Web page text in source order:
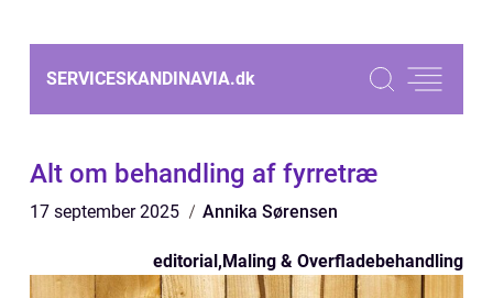
SERVICESKANDINAVIA.dk
Alt om behandling af fyrretræ
17 september 2025 Annika Sørensen
editorial,Maling & Overfladebehandling